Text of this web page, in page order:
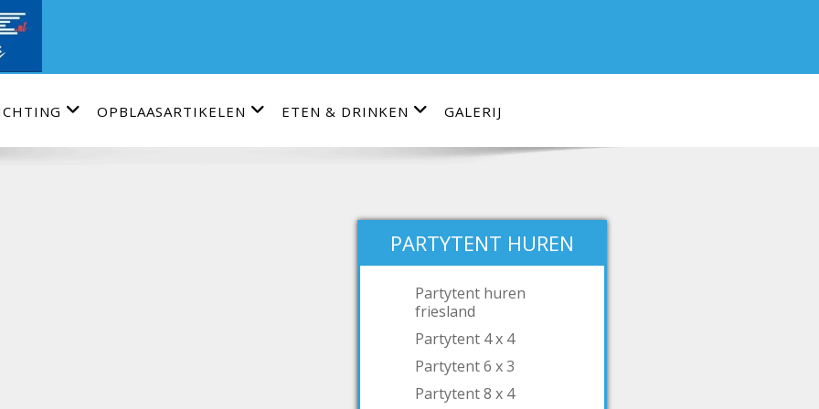
OPBLAASARTIKELEN ETEN & DRINKEN GALERIJ
PARTYTENT HUREN
Partytent huren
friesland
Partytent 4 x 4
Partytent 6 x 3
Partytent 8 x 4